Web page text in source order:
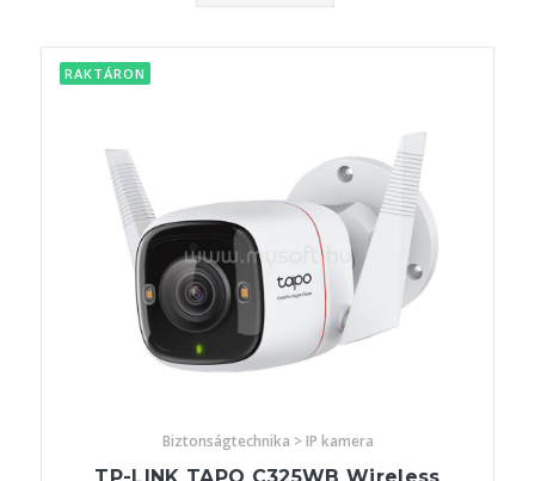
RAKTÁRON
Biztonságtechnika > IP kamera